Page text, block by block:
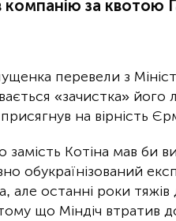
за квотою
перевели з
«зачистка»
на вірність
замість Котіна мав би
обукраїнізований
але останні роки
що Міндіч втратив